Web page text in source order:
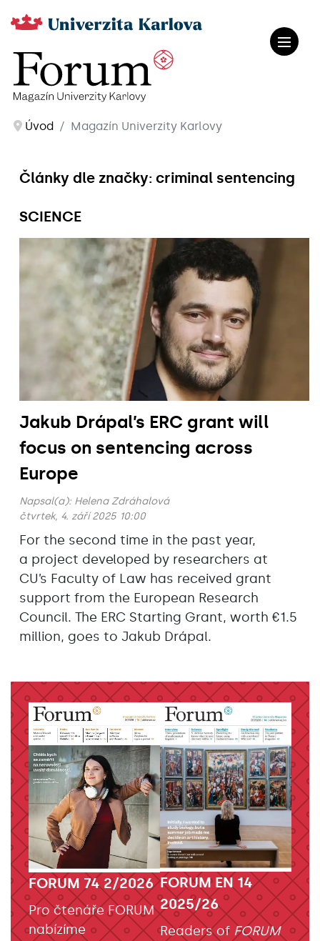
Úvod Magazín Univerzity Karlovy
Články dle značky: criminal sentencing
SCIENCE
Jakub Drápal’s ERC grant will
focus on sentencing across
Europe
Napsal(a): Helena Zdráhalová
čtvrtek, 4. září 2025 10:00
For the second time in the past year,
a project developed by researchers at
CU’s Faculty of Law has received grant
support from the European Research
Council. The ERC Starting Grant, worth €1.5
million, goes to Jakub Drápal.
FORUM 74 2/2026
Pro čtenáře FORUM
nabízíme
FORUM EN 14
2025/26
Readers of FORUM